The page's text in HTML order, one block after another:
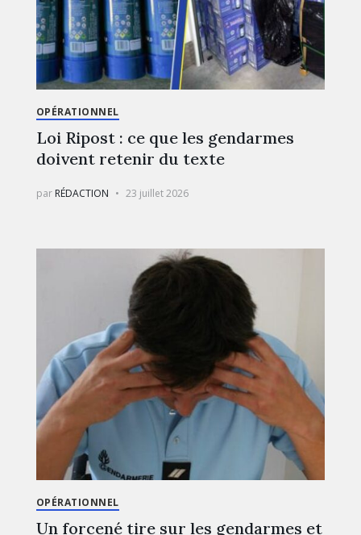
OPÉRATIONNEL
Loi Ripost : ce que les gendarmes
doivent retenir du texte
par RÉDACTION 23 juillet 2026
OPÉRATIONNEL
Un forcené tire sur les gendarmes et